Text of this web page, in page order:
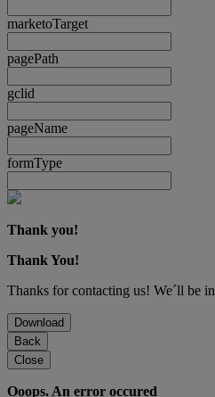
marketoTarget
pagePath
gclid
pageName
formType
Thank you!
Thank You!
Thanks for contacting us! We´ll be
Download
Back
Close
Ooops. An error occured